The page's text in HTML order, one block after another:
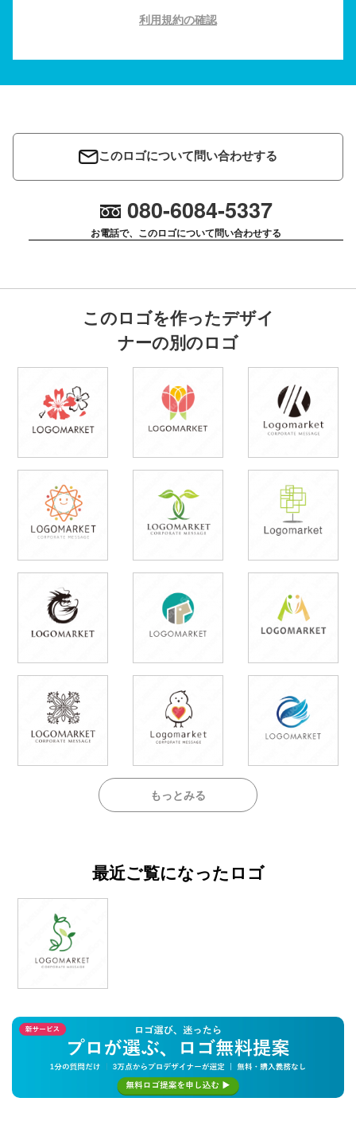
利用規約の確認
このロゴについて問い合わせする
080-6084-5337
お電話で、このロゴについて問い合わせする
このロゴを作ったデザイ
ナーの別のロゴ
もっとみる
最近ご覧になったロゴ